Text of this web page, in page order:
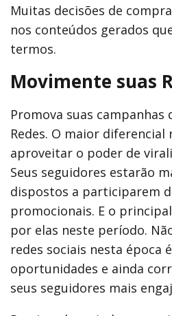
Muitas decisões de
nos conteúdos gerados
termos.
Movimente suas
Promova suas campanhas
Redes. O maior
aproveitar o poder de
Seus seguidores estarão
dispostos a participarem
promocionais. E o
por elas neste período.
redes sociais nesta época
oportunidades e ainda
seus seguidores mais